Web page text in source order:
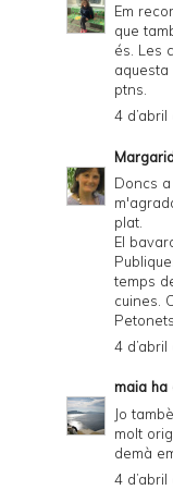
Em
que
és. Les
aquesta
ptns.
4
Doncs
plat.
El
temps
cuines.
Petonets.
4
maia ha
Jo
molt
demà
4